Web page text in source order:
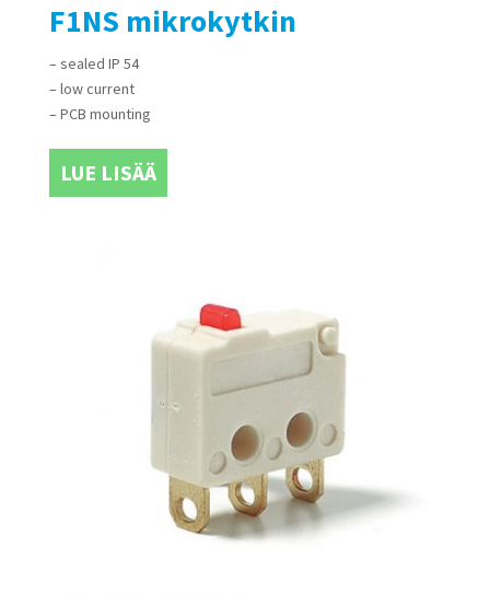
F1NS mikrokytkin
– sealed IP 54
– low current
– PCB mounting
LUE LISÄÄ